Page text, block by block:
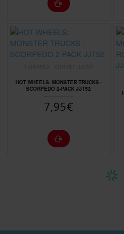
HOT WHEELS: MONSTER TRUCKS -
SCORPEDO 2-PACK JJT52
7,95€